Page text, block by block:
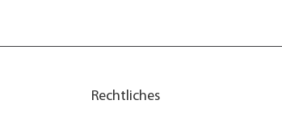
Rechtliches